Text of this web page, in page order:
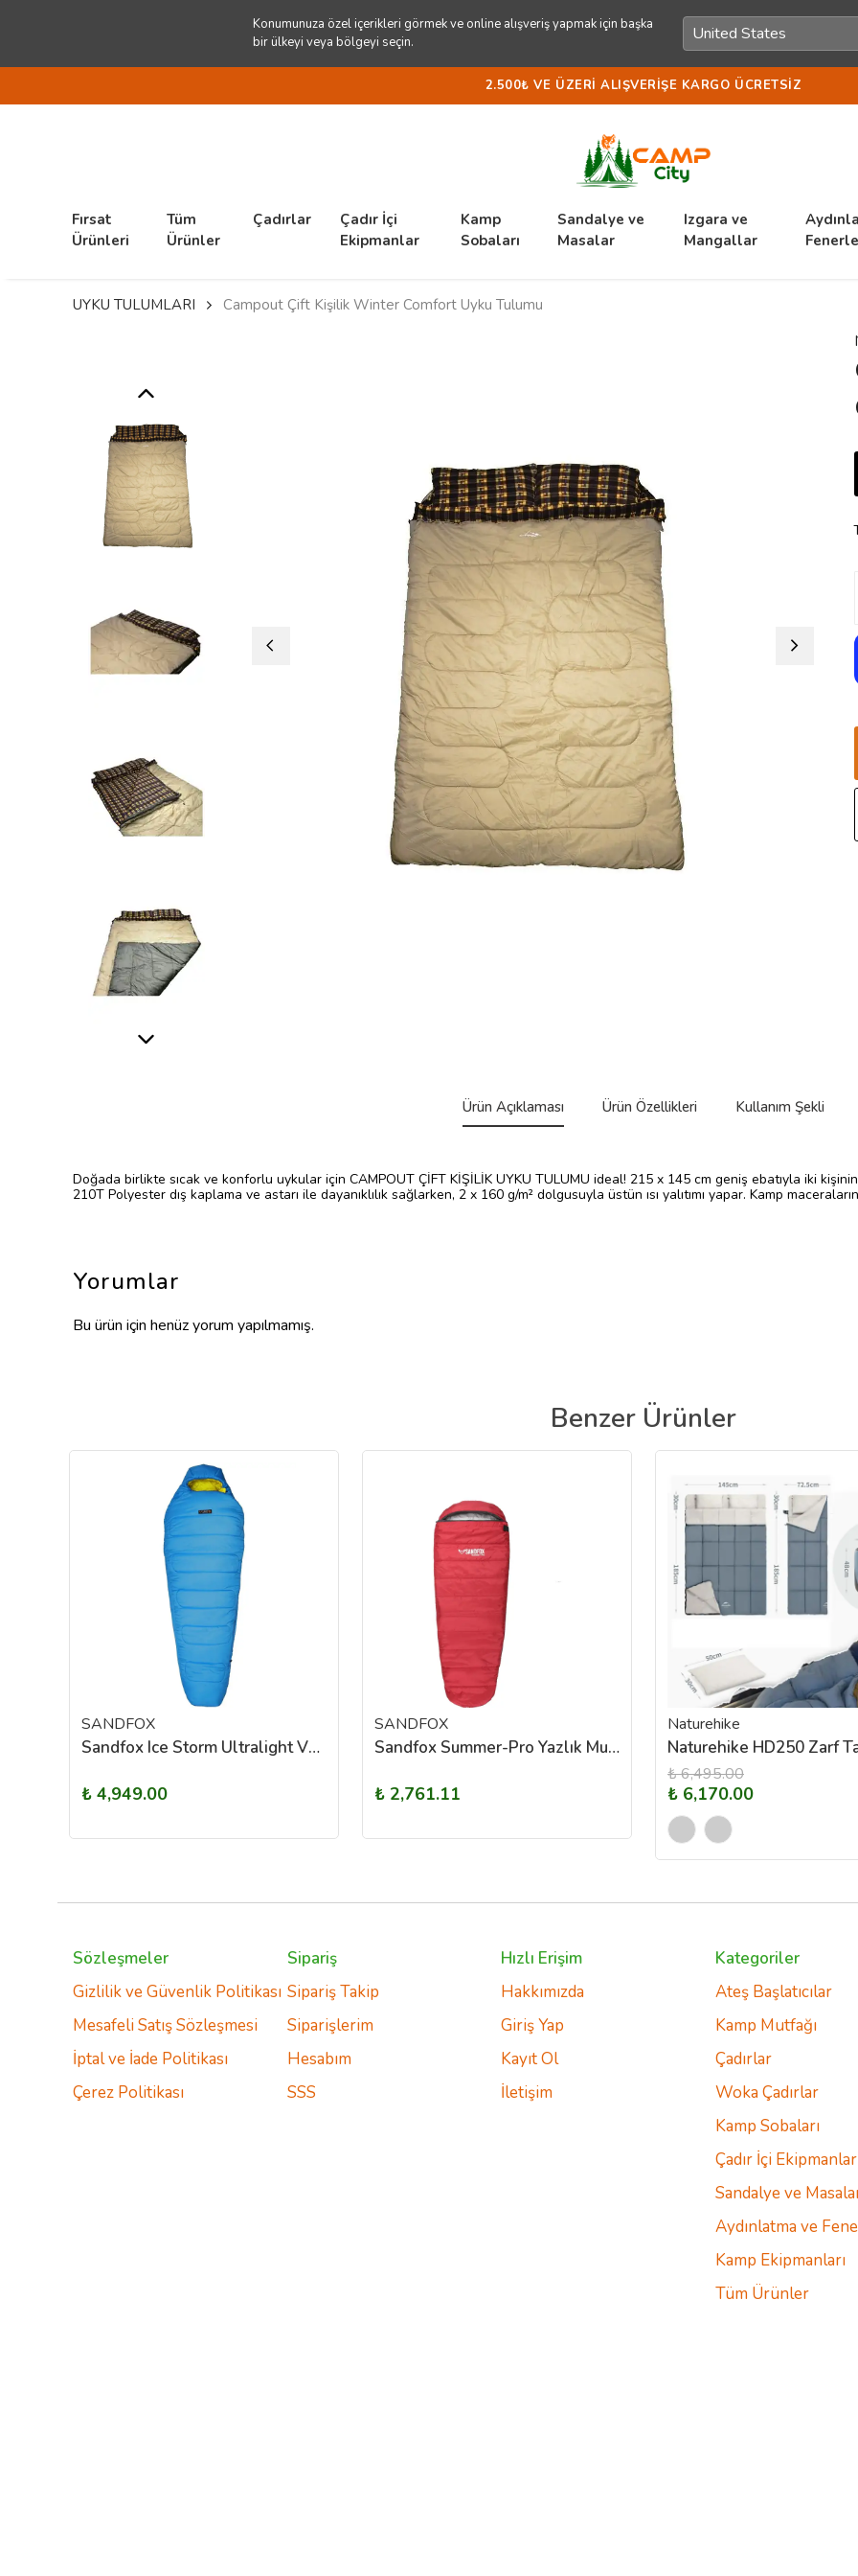
Konumunuza özel içerikleri görmek ve online alışveriş yapmak için başka
bir ülkeyi veya bölgeyi seçin.
2.500₺ VE ÜZERI ALIŞVERIŞE KARGO ÜCRETSIZ
Fırsat
Ürünleri
Tüm
Ürünler
Çadırlar
Çadır İçi
Ekipmanlar
Kamp
Sobaları
Sandalye ve
Masalar
Izgara ve
Mangallar
UYKU TULUMLARI
Campout Çift Kişilik Winter Comfort Uyku Tulumu
Ürün Açıklaması Ürün Özellikleri Kullanım Şekli
Doğada birlikte sıcak ve konforlu uykular için CAMPOUT ÇİFT KİŞİLİK UYKU TULUMU ideal! 215 x 145 cm geniş ebatıyla iki
210T Polyester dış kaplama ve astarı ile dayanıklılık sağlarken, 2 x 160 g/m² dolgusuyla üstün ısı yalıtımı yapar. Kamp
Yorumlar
Bu ürün için henüz yorum yapılmamış.
Benzer Ürünler
SANDFOX
Sandfox Ice Storm Ultralight V2 -26°C Uyku Tulumu Medium
₺ 4,949.00
SANDFOX
Sandfox Summer-Pro Yazlık Mumya Kesim Uyku Tulumu +5 / +20 C Derece
₺ 2,761.11
Naturehike
₺ 6,495.00
₺ 6,170.00
Sözleşmeler
Gizlilik ve Güvenlik Politikası
Mesafeli Satış Sözleşmesi
İptal ve İade Politikası
Çerez Politikası
Sipariş
Sipariş Takip
Siparişlerim
Hesabım
SSS
Hızlı Erişim
Hakkımızda
Giriş Yap
Kayıt Ol
İletişim
Kategoriler
Ateş Başlatıcılar
Kamp Mutfağı
Çadırlar
Woka Çadırlar
Kamp Sobaları
Çadır İçi Ekipmanlar
Sandalye ve
Aydınlatma ve
Kamp Ekipmanları
Tüm Ürünler